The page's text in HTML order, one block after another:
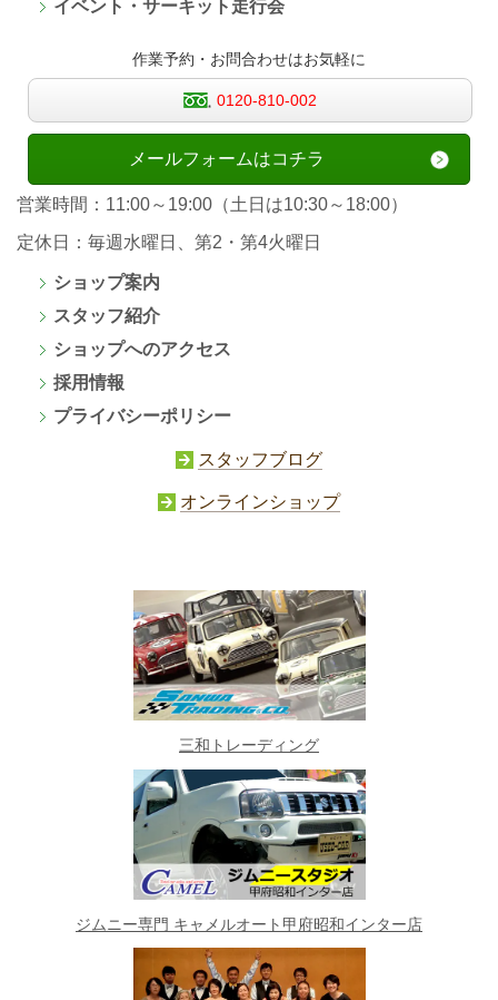
イベント・サーキット走行会
作業予約・お問合わせはお気軽に
0120-810-002
メールフォームはコチラ
営業時間：11:00～19:00（土日は10:30～18:00）
定休日：毎週水曜日、第2・第4火曜日
ショップ案内
スタッフ紹介
ショップへのアクセス
採用情報
プライバシーポリシー
スタッフブログ
オンラインショップ
三和トレーディング
ジムニー専門 キャメルオート甲府昭和インター店